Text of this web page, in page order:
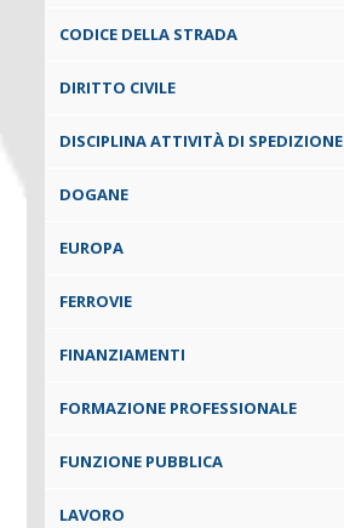
CODICE DELLA STRADA
DIRITTO CIVILE
DISCIPLINA ATTIVITÀ DI SPEDIZIONE
DOGANE
EUROPA
FERROVIE
FINANZIAMENTI
FORMAZIONE PROFESSIONALE
FUNZIONE PUBBLICA
LAVORO